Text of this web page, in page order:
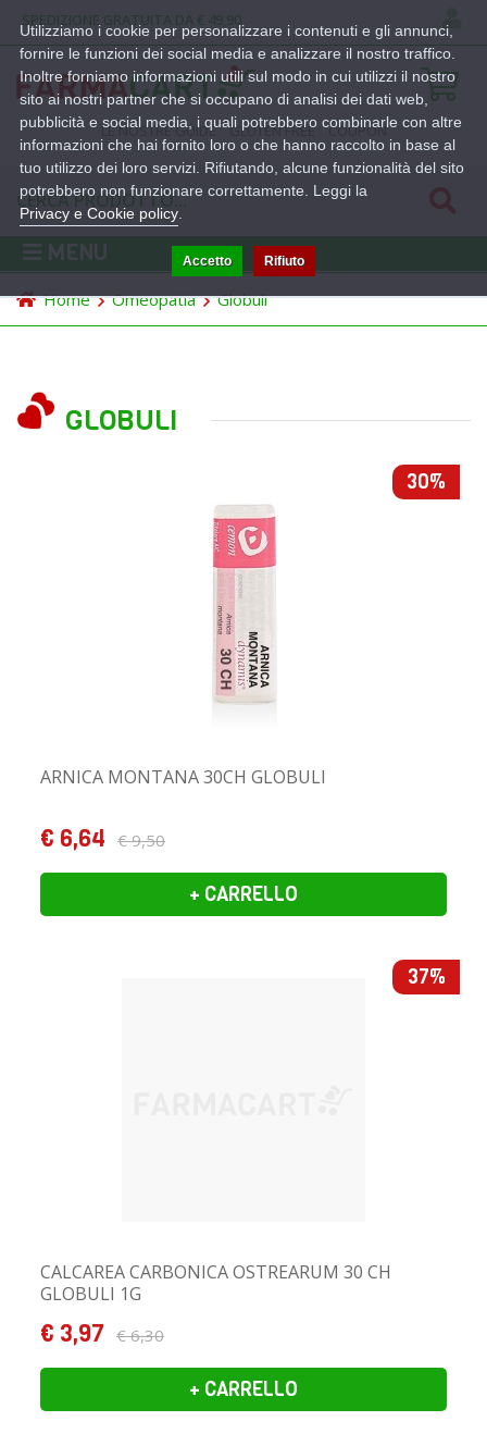
SPEDIZIONE GRATUITA DA € 49,90
LE NOSTRE GUIDE GLUTEN FREE COUPON
MENU
Home Omeopatia Globuli
GLOBULI
30%
ARNICA MONTANA 30CH GLOBULI
€ 6,64 € 9,50
+ CARRELLO
37%
CALCAREA CARBONICA OSTREARUM 30 CH
GLOBULI 1G
€ 3,97 € 6,30
+ CARRELLO
Utilizziamo i cookie per personalizzare i contenuti e gli annunci,
fornire le funzioni dei social media e analizzare il nostro traffico.
Inoltre forniamo informazioni utili sul modo in cui utilizzi il nostro
sito ai nostri partner che si occupano di analisi dei dati web,
pubblicità e social media, i quali potrebbero combinarle con altre
informazioni che hai fornito loro o che hanno raccolto in base al
tuo utilizzo dei loro servizi. Rifiutando, alcune funzionalità del sito
potrebbero non funzionare correttamente. Leggi la
Privacy e Cookie policy
Accetto Rifiuto